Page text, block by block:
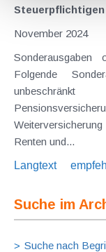
Steuerpflichtigen
November 2024
Sonderausgaben
Folgende
Renten und...
Langtext
Suche im
Suche nach